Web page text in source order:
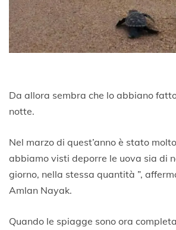
Da allora sembra che lo abbiano
notte.
Nel marzo di quest’anno è stato
abbiamo visti deporre le uova sia di
giorno, nella stessa quantità ”,
Amlan Nayak.
Quando le spiagge sono ora